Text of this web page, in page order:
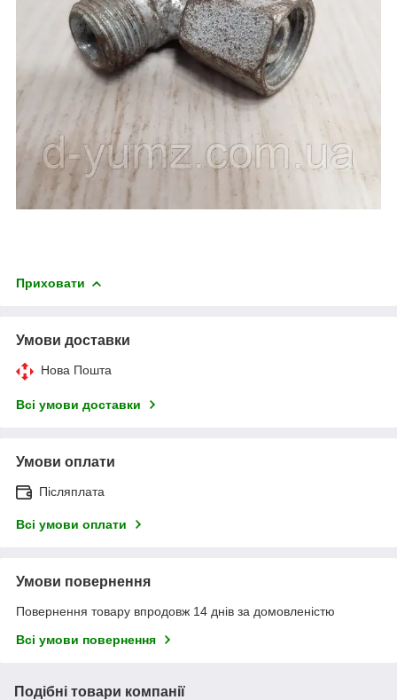
Приховати
Умови доставки
Нова Пошта
Всі умови доставки
Умови оплати
Післяплата
Всі умови оплати
Умови повернення
Повернення товару впродовж 14 днів за домовленістю
Всі умови повернення
Подібні товари компанії